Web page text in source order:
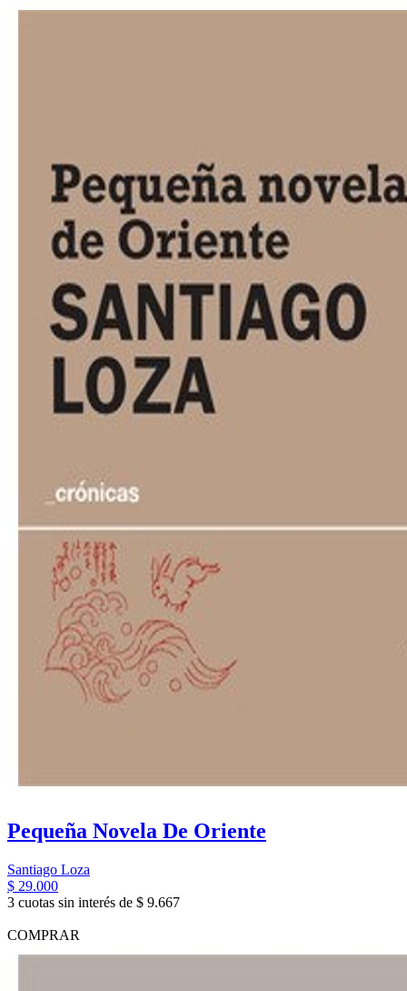
Pequeña Novela De Oriente
Santiago Loza
$ 29.000
3 cuotas sin interés de $ 9.667
COMPRAR